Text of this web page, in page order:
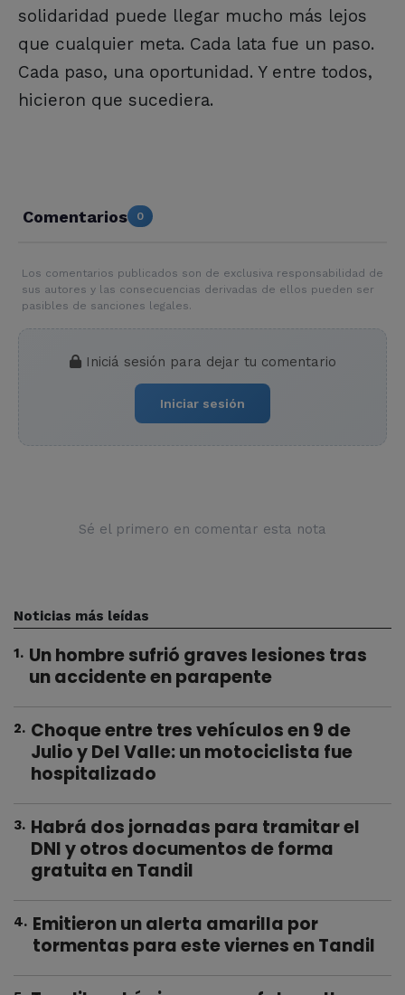
solidaridad puede llegar mucho más lejos
que cualquier meta. Cada lata fue un paso.
Cada paso, una oportunidad. Y entre todos,
hicieron que sucediera.
Comentarios 0
Los comentarios publicados son de exclusiva responsabilidad de
sus autores y las consecuencias derivadas de ellos pueden ser
pasibles de sanciones legales.
Iniciá sesión para dejar tu comentario
Iniciar sesión
Sé el primero en comentar esta nota
Noticias más leídas
1. Un hombre sufrió graves lesiones tras
un accidente en parapente
2. Choque entre tres vehículos en 9 de
Julio y Del Valle: un motociclista fue
hospitalizado
3. Habrá dos jornadas para tramitar el
DNI y otros documentos de forma
gratuita en Tandil
4. Emitieron un alerta amarilla por
tormentas para este viernes en Tandil